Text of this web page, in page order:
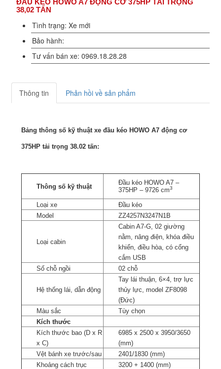
38,02 TẤN
Tình trạng: Xe mới
Bảo hành:
Tư vấn bán xe: 0969.18.28.28
Thông tin Phản hồi về sản phẩm
Bảng thông số kỹ thuật xe đầu kéo HOWO A7 động cơ
375HP tải trọng 38.02 tấn:
Thông số kỹ thuật
Đầu kéo HOWO A7 –
375HP – 9726 cm3
Loại xe
Đầu kéo
Model
ZZ4257N3247N1B
Loại cabin
Cabin A7-G, 02 giường
nằm, nâng điện, khóa điều
khiển, điều hòa, có cổng
cắm USB
Số chỗ ngồi
02 chỗ
Hệ thống lái, dẫn động
Tay lái thuận, 6×4, trợ lực
thủy lực, model ZF8098
(Đức)
Màu sắc
Tùy chọn
Kích thước
Kích thước bao (D x R
x C)
6985 x 2500 x 3950/3650
(mm)
Vệt bánh xe trước/sau
2401/1830 (mm)
Khoảng cách trục
3200 + 1400 (mm)